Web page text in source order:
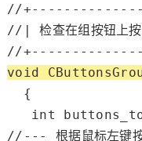
//
//| 检查在组按
//
void
{
int
//--- 根据鼠标左键按